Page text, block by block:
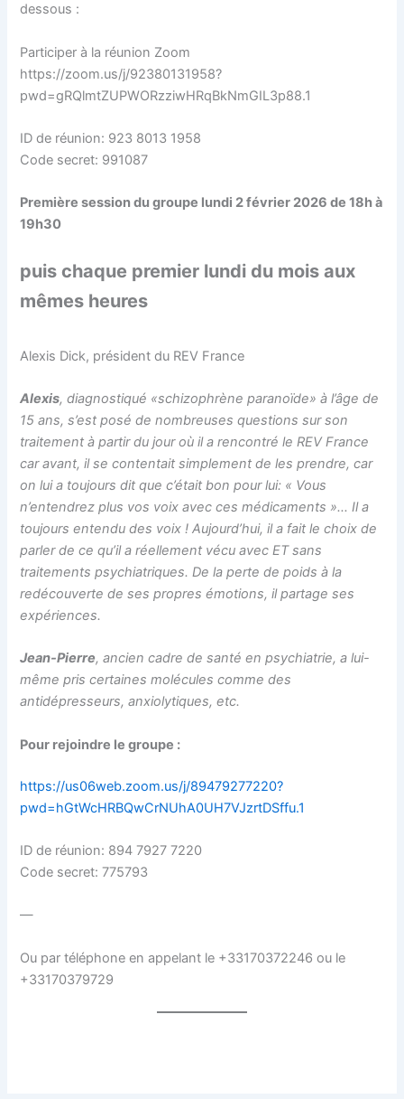
dessous :
Participer à la réunion Zoom
https://zoom.us/j/92380131958?
pwd=gRQlmtZUPWORzziwHRqBkNmGIL3p88.1
ID de réunion: 923 8013 1958
Code secret: 991087
Première session du groupe lundi 2 février 2026 de 18h à
19h30
puis chaque premier lundi du mois aux
mêmes heures
Alexis Dick, président du REV France
Alexis, diagnostiqué «schizophrène paranoïde» à l’âge de
15 ans, s’est posé de nombreuses questions sur son
traitement à partir du jour où il a rencontré le REV France
car avant, il se contentait simplement de les prendre, car
on lui a toujours dit que c’était bon pour lui: « Vous
n’entendrez plus vos voix avec ces médicaments »… Il a
toujours entendu des voix ! Aujourd’hui, il a fait le choix de
parler de ce qu’il a réellement vécu avec ET sans
traitements psychiatriques. De la perte de poids à la
redécouverte de ses propres émotions, il partage ses
expériences.
Jean-Pierre, ancien cadre de santé en psychiatrie, a lui-
même pris certaines molécules comme des
antidépresseurs, anxiolytiques, etc.
Pour rejoindre le groupe :
https://us06web.zoom.us/j/89479277220?
pwd=hGtWcHRBQwCrNUhA0UH7VJzrtDSffu.1
ID de réunion: 894 7927 7220
Code secret: 775793
—
Ou par téléphone en appelant le +33170372246 ou le
+33170379729